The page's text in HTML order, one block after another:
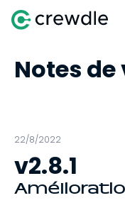
Notes
22/8/2022
v2.8.1